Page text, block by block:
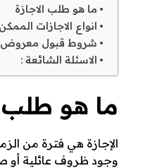
ا
ز
ة
ما هو طلب الاجازة
انواع الاجازات
شروط قبول معروض
الاسئلة الشائعة :
ما هو طلب
الإجازة هي فترة من
وجود ظروف عائلية أو